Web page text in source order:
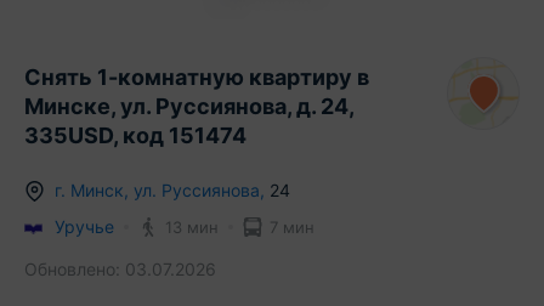
Снять 1-комнатную квартиру в
Минске, ул. Руссиянова, д. 24,
335USD, код 151474
г. Минск ул. Руссиянова 24
Уручье
13 мин 7 мин
Обновлено: 03.07.2026